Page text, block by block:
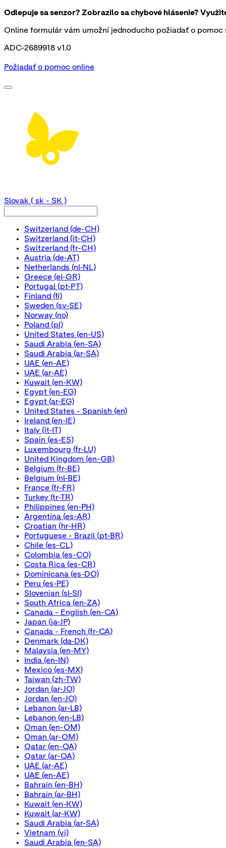
Odlepuje sa senzor? Zobrazilo sa chybové hlásenie?
Online formulár vám umožní jednoducho požiadať o
ADC-2689918 v1.0
Požiadať o pomoc online
Slovak ( sk - SK )
Switzerland (de-CH)
Switzerland (it-CH)
Switzerland (fr-CH)
Austria (de-AT)
Netherlands (nl-NL)
Greece (el-GR)
Portugal (pt-PT)
Finland (fi)
Sweden (sv-SE)
Norway (no)
Poland (pl)
United States (en-US)
Saudi Arabia (en-SA)
Saudi Arabia (ar-SA)
UAE (en-AE)
UAE (ar-AE)
Kuwait (en-KW)
Egypt (en-EG)
Egypt (ar-EG)
United States - Spanish (en)
Ireland (en-IE)
Italy (it-IT)
Spain (es-ES)
Luxembourg (fr-LU)
United Kingdom (en-GB)
Belgium (fr-BE)
Belgium (nl-BE)
France (fr-FR)
Turkey (tr-TR)
Philippines (en-PH)
Argentina (es-AR)
Croatian (hr-HR)
Portuguese - Brazil (pt-BR)
Chile (es-CL)
Colombia (es-CO)
Costa Rica (es-CR)
Dominicana (es-DO)
Peru (es-PE)
Slovenian (sl-SI)
South Africa (en-ZA)
Canada - English (en-CA)
Japan (ja-JP)
Canada - French (fr-CA)
Denmark (da-DK)
Malaysia (en-MY)
India (en-IN)
Mexico (es-MX)
Taiwan (zh-TW)
Jordan (ar-JO)
Jordan (en-JO)
Lebanon (ar-LB)
Lebanon (en-LB)
Oman (en-OM)
Oman (ar-OM)
Qatar (en-QA)
Qatar (ar-QA)
UAE (ar-AE)
UAE (en-AE)
Bahrain (en-BH)
Bahrain (ar-BH)
Kuwait (en-KW)
Kuwait (ar-KW)
Saudi Arabia (ar-SA)
Vietnam (vi)
Saudi Arabia (en-SA)